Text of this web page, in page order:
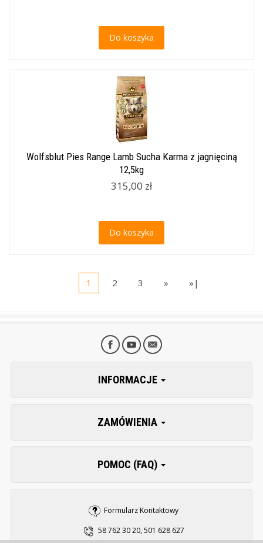
Do koszyka
Wolfsblut Pies Range Lamb Sucha Karma z jagnięciną
12,5kg
315,00 zł
Do koszyka
1 2 3 » »|
INFORMACJE
ZAMÓWIENIA
POMOC (FAQ)
Formularz Kontaktowy
58 762 30 20, 501 628 627